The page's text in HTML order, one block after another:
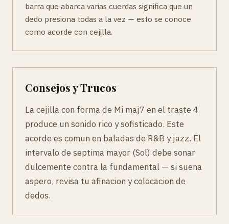
barra que abarca varias cuerdas significa que un
dedo presiona todas a la vez — esto se conoce
como acorde con cejilla.
Consejos y Trucos
La cejilla con forma de Mi maj7 en el traste 4
produce un sonido rico y sofisticado. Este
acorde es comun en baladas de R&B y jazz. El
intervalo de septima mayor (Sol) debe sonar
dulcemente contra la fundamental — si suena
aspero, revisa tu afinacion y colocacion de
dedos.